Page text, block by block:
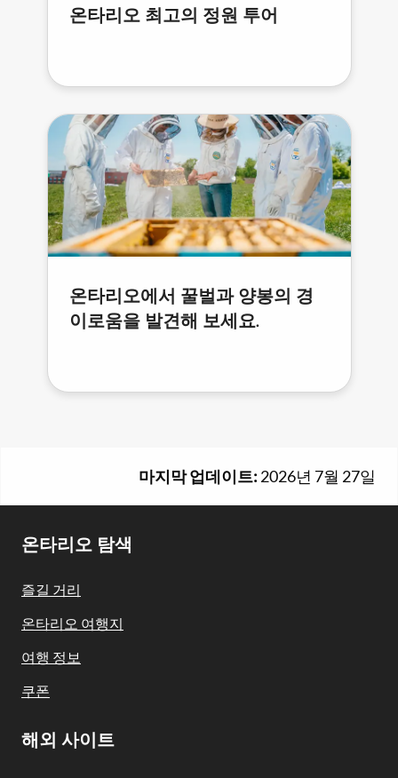
온타리오 최고의 정원 투어
온타리오에서 꿀벌과 양봉의 경
이로움을 발견해 보세요.
마지막 업데이트: 2026년 7월 27일
Footer
Navigation
온타리오 탐색
즐길 거리
온타리오 여행지
여행 정보
쿠폰
해외 사이트